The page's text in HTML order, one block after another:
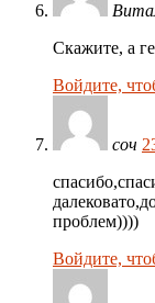
Скажите, а
Войдите,
соч
проблем))))
Войдите,